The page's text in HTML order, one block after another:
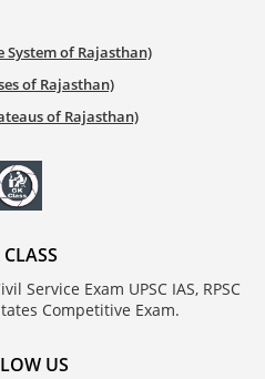
System of Rajasthan)
of Rajasthan)
of Rajasthan)
Service Exam UPSC IAS, RPSC
Competitive Exam.
US